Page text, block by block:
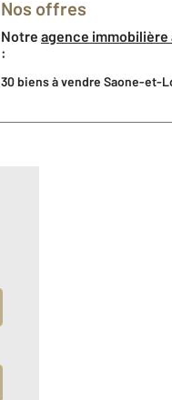
Nos offres
Notre agence immobilière
:
30 biens à vendre Saone-et-